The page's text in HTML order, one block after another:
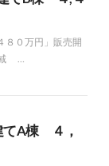
０万円」販売開
域 …
てA棟 ４，